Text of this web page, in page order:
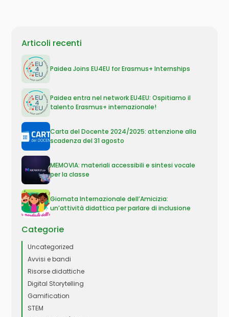
Articoli recenti
Paidea Joins EU4EU for Erasmus+ Internships
Paidea entra nel network EU4EU: Ospitiamo il
talento Erasmus+ internazionale!
Carta del Docente 2024/2025: attenzione alla
scadenza del 31 agosto
MEMOVIA: materiali accessibili e sintesi vocale
per la classe
Giornata Internazionale dell’Amicizia:
un’attività didattica per parlare di inclusione
Categorie
Uncategorized
Avvisi e bandi
Risorse didattiche
Digital Storytelling
Gamification
STEM